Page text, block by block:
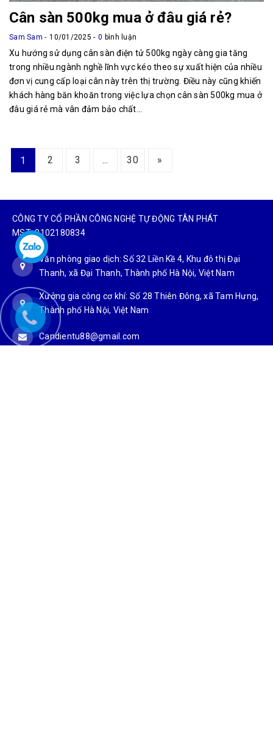
Cân sàn 500kg mua ở đâu giá rẻ?
Sam Sam 10/01/2025 0 bình luận
Xu hướng sử dụng cân sàn điện tử 500kg ngày càng gia tăng
trong nhiều ngành nghề lĩnh vực kéo theo sự xuất hiện của nhiều
đơn vị cung cấp loại cân này trên thị trường. Điều này cũng khiến
khách hàng băn khoăn trong việc lựa chọn cân sàn 500kg mua ở
đâu giá rẻ mà vân đảm bảo chất...
1 2 3 ... 30 »
CÔNG TY CỔ PHẦN CÔNG NGHỆ TỰ ĐỘNG TÂN PHÁT
MST: 0102180834
Văn phòng giao dịch: Số 32 Liền Kề 4, Khu đô thị Đại
Thanh, xã Đại Thanh, Thành phố Hà Nội, Việt Nam
Xưởng gia công cơ khí: Số 28 Thiên Đông, xã Tam Hưng,
Thành phố Hà Nội, Việt Nam
Candientu88@gmail.com